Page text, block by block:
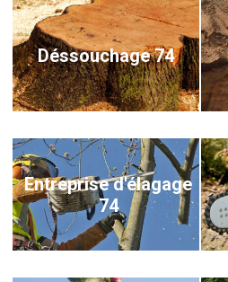
Déssouchage 74
Entreprise d'élagage
74